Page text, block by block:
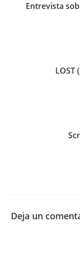
Entrevista
LOST
Deja un